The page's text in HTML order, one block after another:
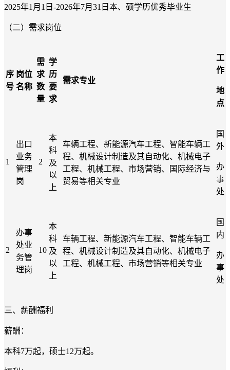
2025年1月1日-2026年7月31日本、硕学历优秀毕业生
（二）需求岗位
序
号
岗位
名称
需
求
数
量
学
历
要
求
需求专业
工
作
地
点
1
出口
业务
管理
岗
2
本
科
及
以
上
车辆工程、新能源汽车工程、智能车辆工
程、机械设计制造及其自动化、机械电子
工程、机械工程、市场营销、国际经济与
贸易等相关专业
国
外
办
事
处
2
办事
处业
务管
理岗
10
本
科
及
以
上
车辆工程、新能源汽车工程、智能车辆工
程、机械设计制造及其自动化、机械电子
工程、机械工程、市场营销等相关专业
国
内
办
事
处
三、薪酬福利
薪酬：
本科7万起，硕士12万起。